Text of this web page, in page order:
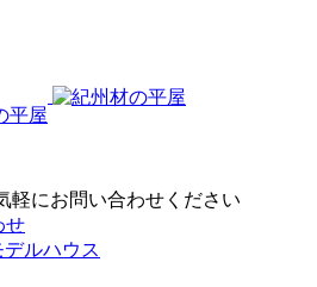
軽にお問い合わせください
せ
デルハウス